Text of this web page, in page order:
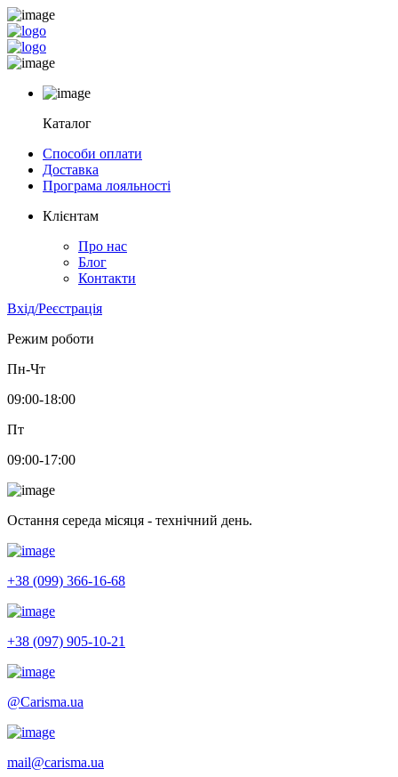
Каталог
Способи оплати
Доставка
Програма лояльності
Клієнтам
Про нас
Блог
Контакти
Вхід/Реєстрація
Режим роботи
Пн-Чт
09:00-18:00
Пт
09:00-17:00
Остання середа місяця - технічний день.
+38 (099) 366-16-68
+38 (097) 905-10-21
@Carisma.ua
mail@carisma.ua